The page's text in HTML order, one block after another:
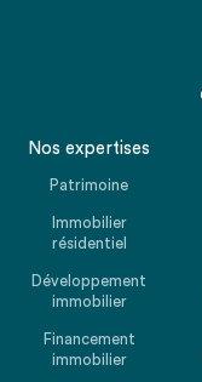
Nos expertises
Patrimoine
Immobilier
résidentiel
Développement
immobilier
Financement
immobilier